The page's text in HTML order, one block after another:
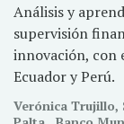
Análisis y
supervisión
innovación, con
Ecuador y Perú.
Verónica Trujillo,